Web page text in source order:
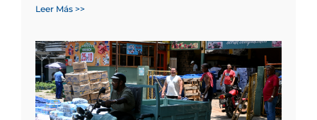
Leer Más >>